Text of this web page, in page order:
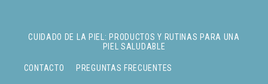
CUIDADO DE LA PIEL: PRODUCTOS Y RUTINAS PARA UNA
PIEL SALUDABLE
CONTACTO PREGUNTAS FRECUENTES